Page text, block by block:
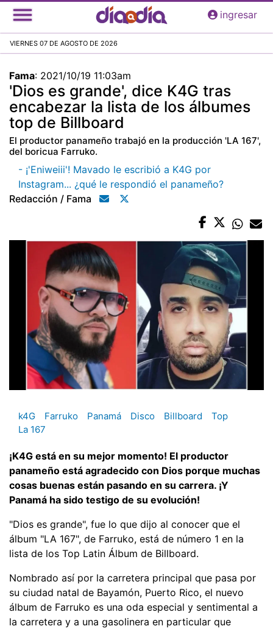
Pasar
al
principal
ingresar
VIERNES 07 DE AGOSTO DE 2026
Fama: 2021/10/19 11:03am
'Dios es grande', dice K4G tras
encabezar la lista de los álbumes
top de Billboard
El productor panameño trabajó en la producción 'LA 167',
del boricua Farruko.
- ¡'Eniweiii'! Mavado le escribió a K4G por
Instagram... ¿qué le respondió el panameño?
Redacción / Fama
k4G Farruko Panamá Disco Billboard
Top
La 167
¡K4G está en su mejor momento! El productor
panameño está agradecido con Dios porque muchas
cosas buenas están pasando en su carrera. ¡Y
Panamá ha sido testigo de su evolución!
"Dios es grande", fue lo que dijo al conocer que el
álbum "LA 167", de Farruko, está de número 1 en la
lista de los Top Latin Álbum de Billboard.
Nombrado así por la carretera principal que pasa por
su ciudad natal de Bayamón, Puerto Rico, el nuevo
álbum de Farruko es una oda especial y sentimental a
la carretera y a una gasolinera en particular que